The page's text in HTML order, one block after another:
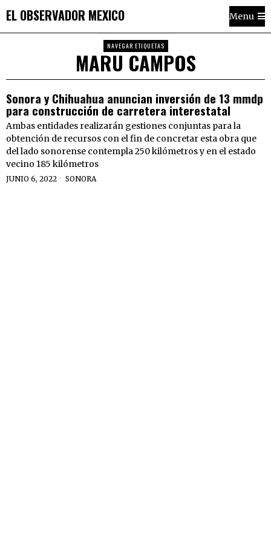
EL OBSERVADOR MEXICO Menu
NAVEGAR ETIQUETAS
MARU CAMPOS
Sonora y Chihuahua anuncian inversión de 13 mmdp
para construcción de carretera interestatal
Ambas entidades realizarán gestiones conjuntas para la
obtención de recursos con el fin de concretar esta obra que
del lado sonorense contempla 250 kilómetros y en el estado
vecino 185 kilómetros
JUNIO 6, 2022 SONORA